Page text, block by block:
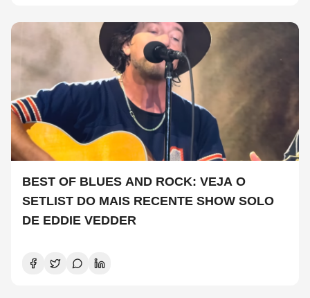
BEST OF BLUES AND ROCK: VEJA O
SETLIST DO MAIS RECENTE SHOW SOLO
DE EDDIE VEDDER